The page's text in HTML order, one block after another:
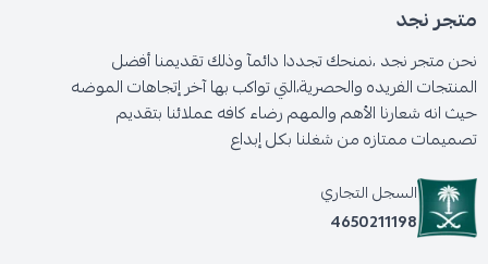
متجر نجد
نحن متجر نجد ،نمنحك تجددا دائمآ وذلك تقديمنا أفضل
المنتجات الفريده والحصرية،التي تواكب بها آخر إتجاهات الموضه
حيث انه شعارنا الأهم والمهم رضاء كافه عملائنا بتقديم
تصميمات ممتازه من شغلنا بكل إبداع
السجل التجاري
4650211198